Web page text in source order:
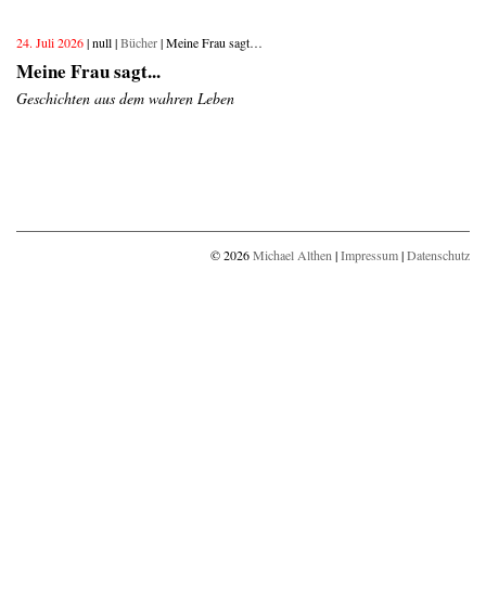
24. Juli 2026| null |Bücher| Meine Frau sagt…
Meine Frau sagt...
Geschichten aus dem wahren Leben
© 2026Michael Althen |Impressum|Datenschutz